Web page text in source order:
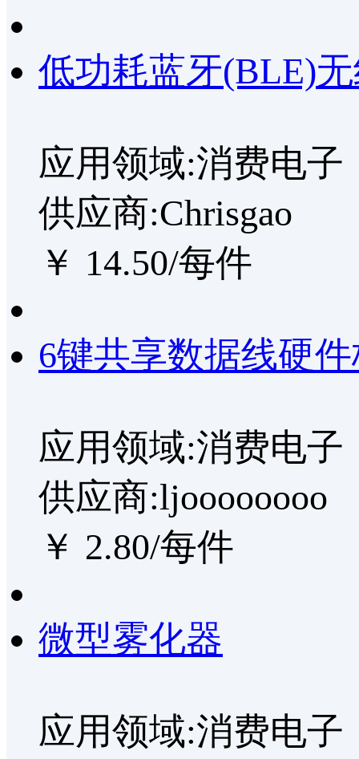
低功耗蓝牙(BLE)
应用领域:消费电子
供应商:Chrisgao
￥ 14.50/每件
6键共享数据线硬
应用领域:消费电子
供应商:ljoooooooo
￥ 2.80/每件
微型雾化器
应用领域:消费电子